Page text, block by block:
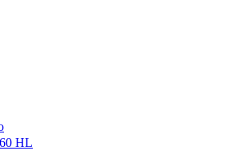
HL